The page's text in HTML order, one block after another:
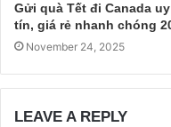
Gửi quà Tết đi Canada uy
tín, giá rẻ nhanh chóng
November 24, 2025
LEAVE A REPLY